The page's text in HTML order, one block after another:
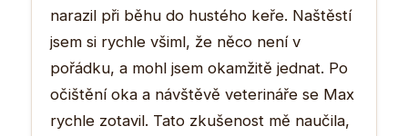
narazil při běhu do hustého keře. Naštěstí
jsem si rychle všiml, že něco není v
pořádku, a mohl jsem okamžitě jednat. Po
očištění oka a návštěvě veterináře se Max
rychle zotavil. Tato zkušenost mě naučila,